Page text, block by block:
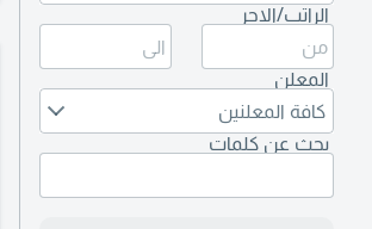
الراتب/الاجر
المعلن
كافة المعلنين
بحث عن كلمات